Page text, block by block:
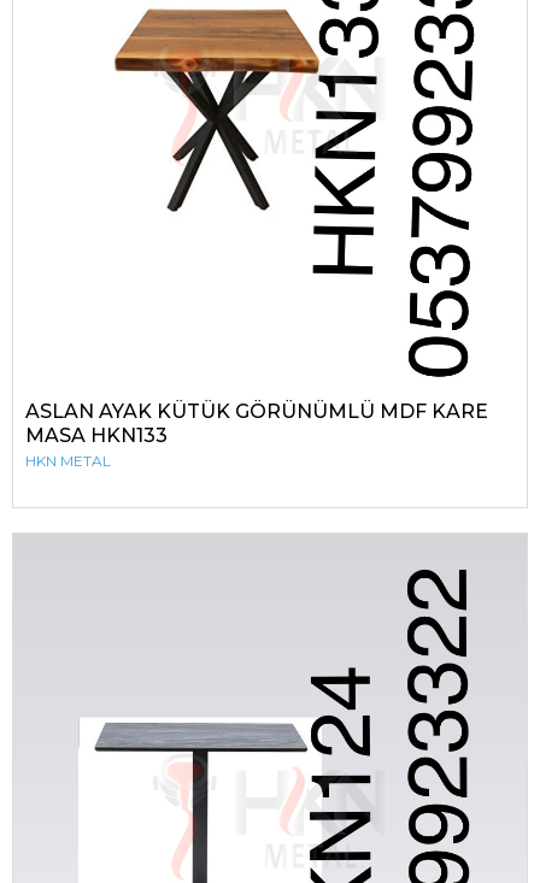
ASLAN AYAK KÜTÜK GÖRÜNÜMLÜ MDF KARE
MASA HKN133
HKN METAL